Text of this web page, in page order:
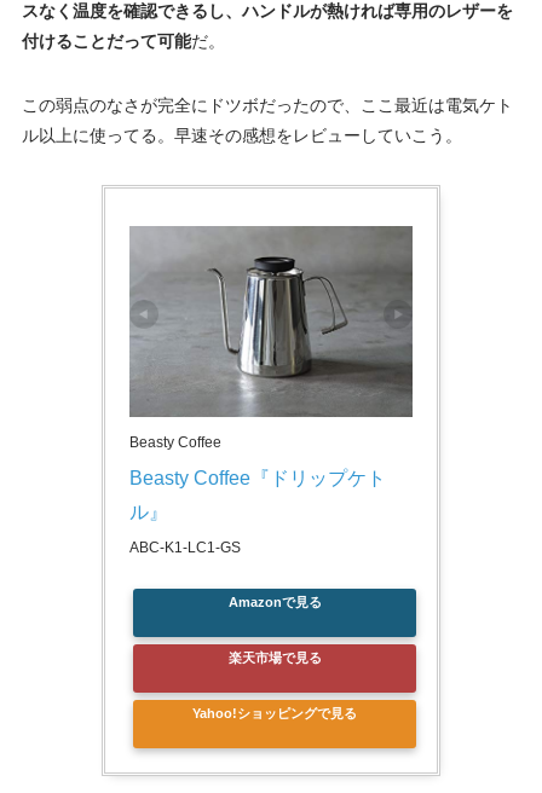
スなく温度を確認できるし、ハンドルが熱ければ専用のレザーを
付けることだって可能だ。
この弱点のなさが完全にドツボだったので、ここ最近は電気ケト
ル以上に使ってる。早速その感想をレビューしていこう。
Beasty Coffee
Beasty Coffee『ドリップケト
ル』
ABC-K1-LC1-GS
Amazonで見る
楽天市場で見る
Yahoo!ショッピングで見る